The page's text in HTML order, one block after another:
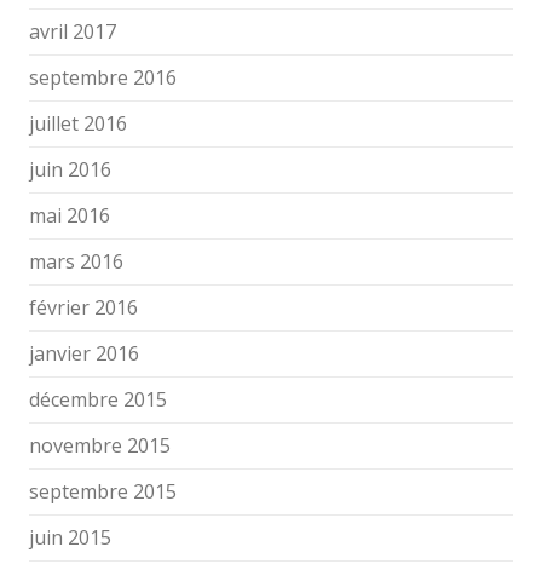
avril 2017
septembre 2016
juillet 2016
juin 2016
mai 2016
mars 2016
février 2016
janvier 2016
décembre 2015
novembre 2015
septembre 2015
juin 2015